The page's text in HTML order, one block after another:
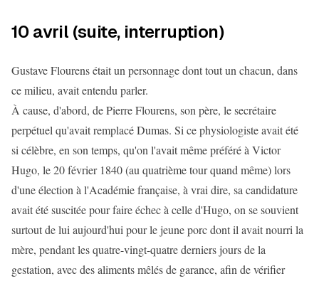
10 avril (suite, interruption)
Gustave Flourens était un personnage dont tout un chacun, dans
ce milieu, avait entendu parler.
À cause, d'abord, de Pierre Flourens, son père, le secrétaire
perpétuel qu'avait remplacé Dumas. Si ce physiologiste avait été
si célèbre, en son temps, qu'on l'avait même préféré à Victor
Hugo, le 20 février 1840 (au quatrième tour quand même) lors
d'une élection à l'Académie française, à vrai dire, sa candidature
avait été suscitée pour faire échec à celle d'Hugo, on se souvient
surtout de lui aujourd'hui pour le jeune porc dont il avait nourri la
mère, pendant les quatre-vingt-quatre derniers jours de la
gestation, avec des aliments mêlés de garance, afin de vérifier